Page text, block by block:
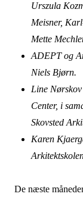
Urszula
Meisner,
Mette
ADEPT og
Niels Bjørn.
Line
Center, i
Skovsted
Karen
De næste